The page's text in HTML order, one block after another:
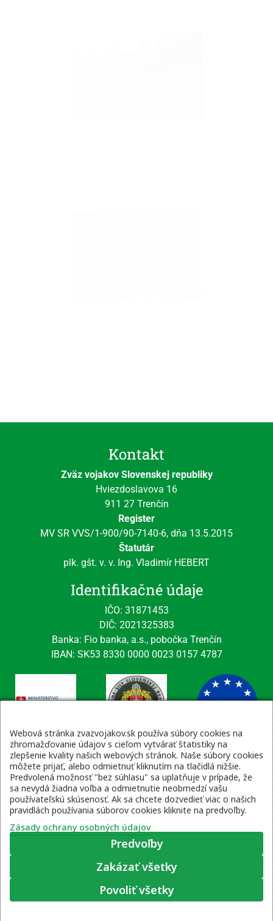
Kontakt
Zväz vojakov Slovenskej republiky
Hviezdoslavova 16
911 27 Trenčín
Register
MV SR VVS/1-900/90-7140-6, dňa 13.5.2015
Štatutár
plk. gšt. v. v. Ing. Vladimír HEBERT
Identifikačné údaje
IČO: 31871453
DIČ: 2021325383
Banka: Fio banka, a.s., pobočka Trenčín
IBAN: SK53 8330 0000 0023 0157 4787
Kontaktné údaje
email: tajomnik@zvsr.sk
telefón: 0908535335
vojenská linka: 0960 333 818
Zásady ochrany osobných údajov
© 2022 – 2026 Zväz vojakov SR, web stránku pripravil
Webová stránka zvazvojakov.sk používa súbory cookies na
zhromažďovanie údajov s cieľom vytvárať štatistiky na
zlepšenie kvality našich webových stránok. Naše súbory cookies
môžete prijať, alebo odmietnuť kliknutím na tlačidlá nižšie.
Predvolená možnosť "bez súhlasu" sa uplatňuje v prípade, že
sa nevydá žiadna voľba a odmietnutie neobmedzí vašu
používateľskú skúsenosť. Ak sa chcete dozvedieť viac o našich
pravidlách používania súborov cookies kliknite na predvoľby.
Zásady ochrany osobných údajov
Predvoľby
Zakázať všetky
Povoliť všetky